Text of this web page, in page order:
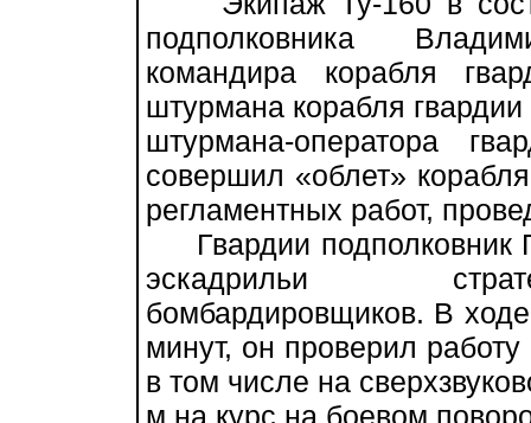
подполковника
командира корабля
штурмана корабля
штурмана-оператора
совершил «облет»
регламентных работ,
Гвардии подполковник
эскадрильи
бомбардировщиков. В
минут, он проверил
в том числе на
м на курс на боевом